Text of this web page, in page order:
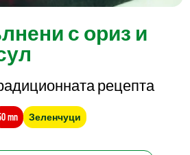
с ориз и
рецепта
mn Зеленчуци